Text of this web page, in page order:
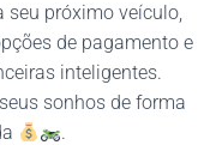
seu próximo veículo,
de pagamento e
inteligentes.
sonhos de forma
.